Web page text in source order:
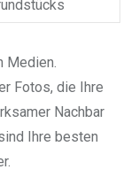
Medien.
Fotos, die Ihre
Nachbar
Ihre besten